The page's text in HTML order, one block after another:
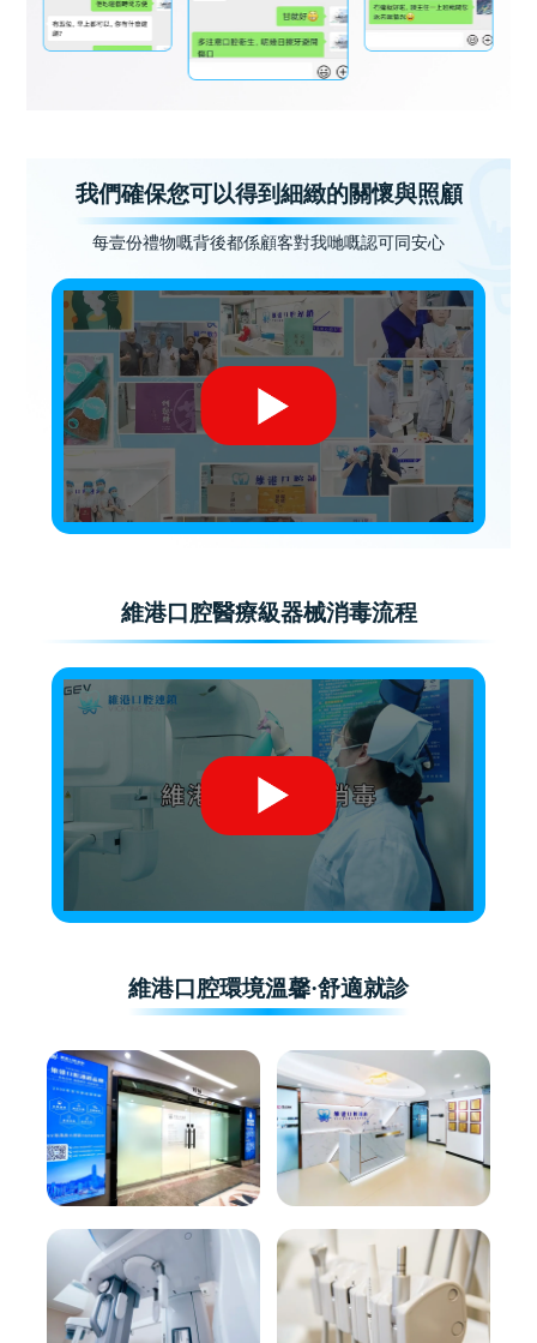
我們確保您可以得到細緻的關懷與照顧
每壹份禮物嘅背後都係顧客對我哋嘅認可同安心
維港口腔醫療級器械消毒流程
維港口腔環境溫馨·舒適就診